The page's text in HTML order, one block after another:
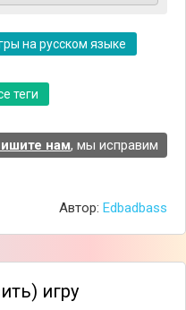
угнал велосипед,
и применив своё
на русском языке
теги
нам, мы исправим
Автор: Edbadbass
игру